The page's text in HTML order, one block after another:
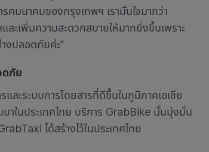
คมนาคมของกรุงเทพฯ เรามั่นใจมากว่า
ะเพิ่มความสะดวกสบายให้มากยิ่งขึ้นเพราะ
งปลอดภัยค่ะ”
ดภัย
ละระบบการโดยสารที่ดีขึ้นในภูมิภาคเอเชีย
าในประเทศไทย บริการ GrabBike นั้นมุ่งมั่น
ได้สร้างไว้ในประเทศไทย